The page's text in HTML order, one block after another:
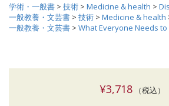
学術・一般書 > 技術 > Medicine & health >
一般教養・文芸書 > 技術 > Medicine & health
一般教養・文芸書 > What Everyone Needs
¥3,718（税込）